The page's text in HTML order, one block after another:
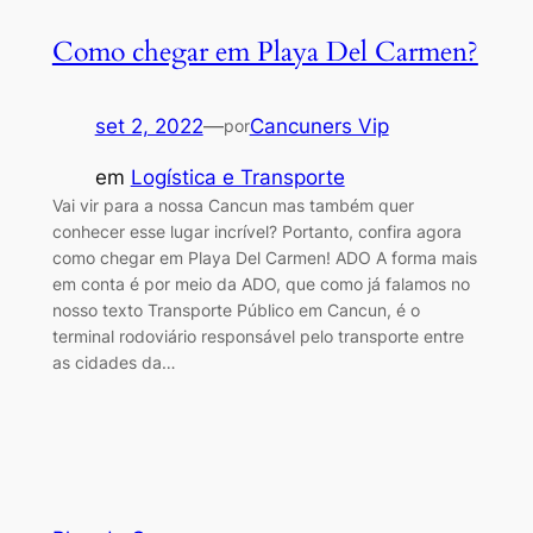
Como chegar em Playa Del Carmen?
set 2, 2022—porCancuners Vip
em Logística e Transporte
Vai vir para a nossa Cancun mas também quer
conhecer esse lugar incrível? Portanto, confira agora
como chegar em Playa Del Carmen! ADO A forma mais
em conta é por meio da ADO, que como já falamos no
nosso texto Transporte Público em Cancun, é o
terminal rodoviário responsável pelo transporte entre
as cidades da…